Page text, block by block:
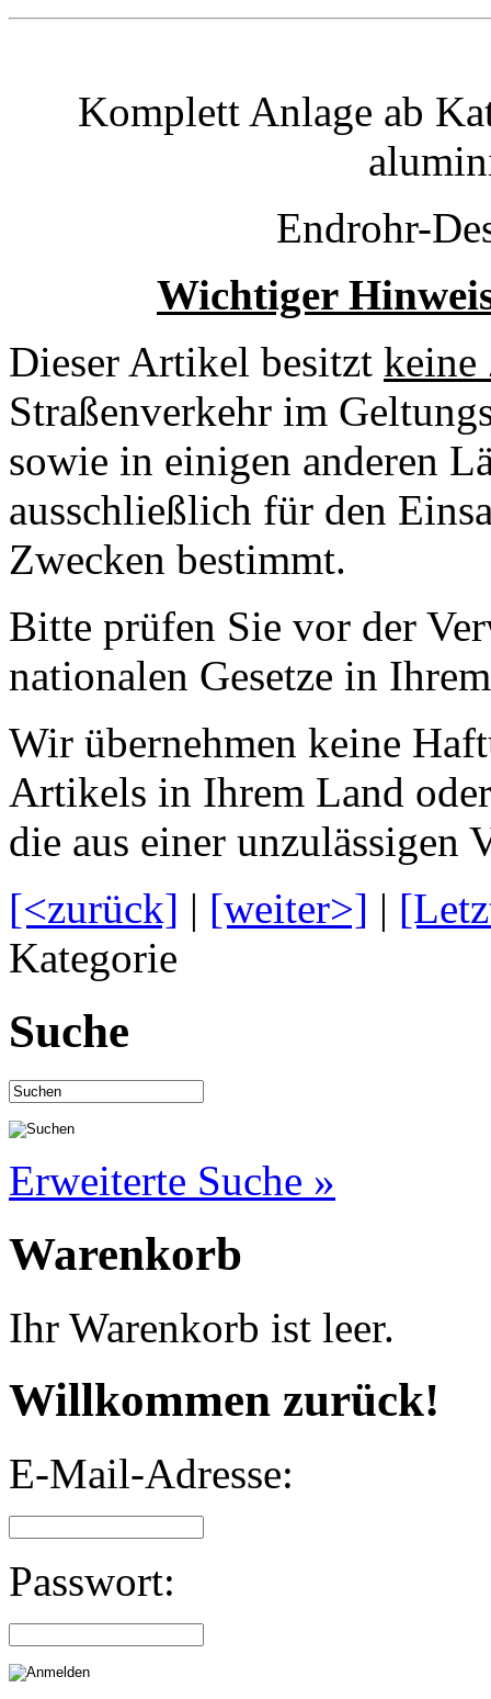
Komplett Anlage ab
Endrohr-
Wichtiger
Dieser Artikel besitzt keine
Straßenverkehr im
sowie in einigen anderen
ausschließlich für den
Zwecken bestimmt.
Bitte prüfen Sie vor der
nationalen Gesetze in
Wir übernehmen keine
Artikels in Ihrem Land
die aus einer unzulässigen
[<zurück] | [weiter>] |
Kategorie
Suche
Erweiterte Suche »
Warenkorb
Ihr Warenkorb ist leer.
Willkommen zurück!
E-Mail-Adresse:
Passwort: